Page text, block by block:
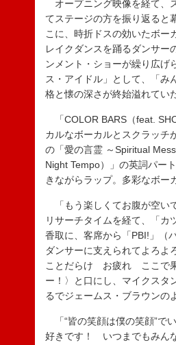
オープニング映像を経て、
てステージの方を振り返ると
こに、時折ドスの効いたボー
レイクダンスを踊るダンサー
ンメント・ショーが繰り広げ
ス・アイドル」として、「み
格と懐の深さが終始溢れてい
「COLOR BARS（feat.
カルなボーカルとスクラッチ
の「愛の言霊 ～Spiritual
Night Tempo）」の英詞パー
きながらラップ。多彩なボー
「もう楽しくてお腹が空い
リサーチタイムを経て、「カ
香取に、客席から「PBI!」（
ダンサーに支えられてよろ
ことだらけ お疲れ ここで
ー！〉と口にし、マイクスタ
るでジェームス・ブラウンの
「“皆の笑顔は僕の笑顔”で
好きです！ いつまでもみん